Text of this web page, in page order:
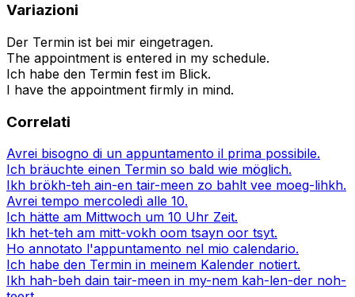
Variazioni
Der Termin ist bei mir eingetragen.
The appointment is entered in my schedule.
Ich habe den Termin fest im Blick.
I have the appointment firmly in mind.
Correlati
Avrei bisogno di un appuntamento il prima possibile.
Ich bräuchte einen Termin so bald wie möglich.
Ikh brökh-teh ain-en tair-meen zo bahlt vee moeg-lihkh.
Avrei tempo mercoledì alle 10.
Ich hätte am Mittwoch um 10 Uhr Zeit.
Ikh het-teh am mitt-vokh oom tsayn oor tsyt.
Ho annotato l'appuntamento nel mio calendario.
Ich habe den Termin in meinem Kalender notiert.
Ikh hah-beh dain tair-meen in my-nem kah-len-der noh-